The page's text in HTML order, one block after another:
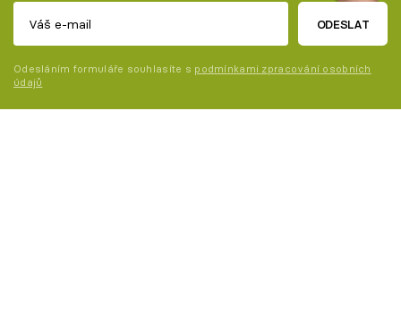
ODESLAT
Odesláním formuláře souhlasíte s podmínkami zpracování osobních
údajů